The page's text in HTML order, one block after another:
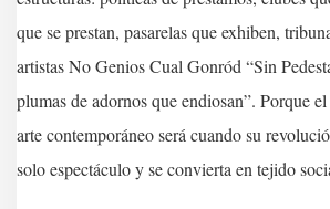
que se prestan, pasarelas que exhiben,
artistas No Genios Cual Gonród “Sin
plumas de adornos que endiosan”. Porque
arte contemporáneo será cuando su
solo espectáculo y se convierta en tejido